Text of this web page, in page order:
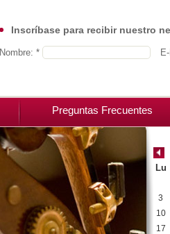
Inscríbase para recibir nuestro
Nombre: *
Preguntas Frecuentes
Lu
3
10
17